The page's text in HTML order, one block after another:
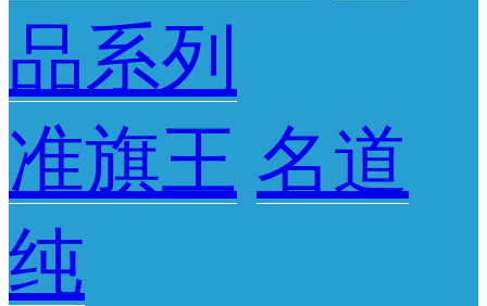
品系列
准旗王 名道
纯